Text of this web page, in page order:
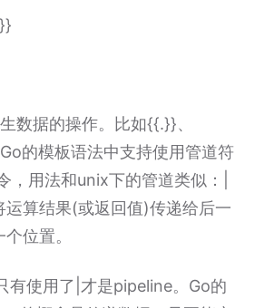
数据的操作。比如{{.}}、
的模板语法中支持使用管道符
，用法和unix下的管道类似：|
运算结果(或返回值)传递给后一
位置。
有使用了|才是pipeline。Go的